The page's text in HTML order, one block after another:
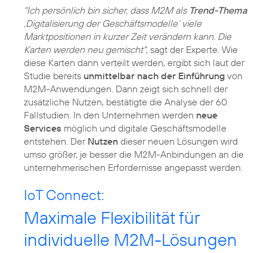
"Ich persönlich bin sicher, dass M2M als Trend-Thema
‚Digitalisierung der Geschäftsmodelle‘ viele
Marktpositionen in kurzer Zeit verändern kann. Die
Karten werden neu gemischt", sagt der Experte. Wie
diese Karten dann verteilt werden, ergibt sich laut der
Studie bereits unmittelbar nach der Einführung von
M2M-Anwendungen. Dann zeigt sich schnell der
zusätzliche Nutzen, bestätigte die Analyse der 60
Fallstudien. In den Unternehmen werden neue
Services möglich und digitale Geschäftsmodelle
entstehen. Der Nutzen dieser neuen Lösungen wird
umso größer, je besser die M2M-Anbindungen an die
unternehmerischen Erfordernisse angepasst werden.
IoT Connect:
Maximale Flexibilität für
individuelle M2M-Lösungen